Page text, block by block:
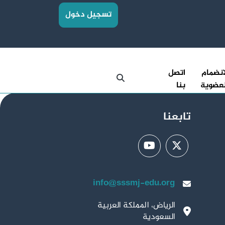
تسجيل دخول
اتصل
بنا
تابعنا
info@sssmj-edu.org
الرياض، المملكة العربية
السعودية